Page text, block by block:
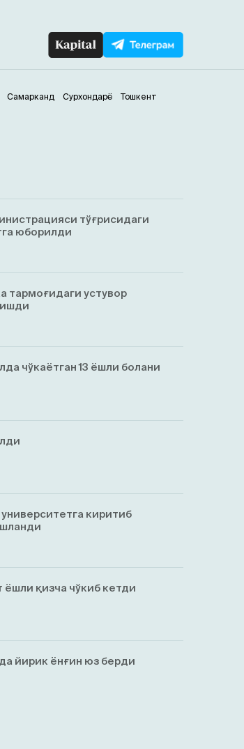
Самарканд Сурхондарё Тошкент
тўғрисидаги
юборилди
тармоғидаги устувор
чўкаётган 13 ёшли болани
киритиб
қизча чўкиб кетди
йирик ёнғин юз берди